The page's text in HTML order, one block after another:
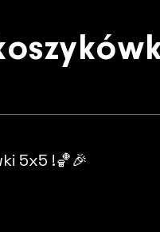
5x5 !🏀🎉